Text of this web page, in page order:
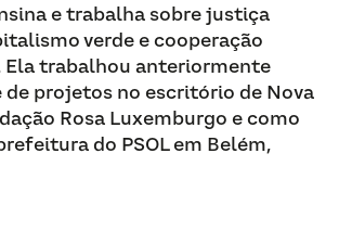
e trabalha sobre justiça
verde e cooperação
trabalhou anteriormente
projetos no escritório de Nova
Rosa Luxemburgo e como
do PSOL em Belém,